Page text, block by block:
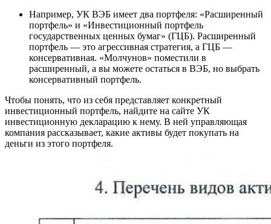
Например, УК ВЭБ имеет два портфеля: «Расширенный
портфель» и «Инвестиционный портфель
государственных ценных бумаг» (ГЦБ). Расширенный
портфель — это агрессивная стратегия, а ГЦБ —
консервативная. «Молчунов» поместили в
расширенный, а вы можете остаться в ВЭБ, но выбрать
консервативный портфель.
Чтобы понять, что из себя представляет конкретный
инвестиционный портфель, найдите на сайте УК
инвестиционную декларацию к нему. В ней управляющая
компания рассказывает, какие активы будет покупать на
деньги из этого портфеля.